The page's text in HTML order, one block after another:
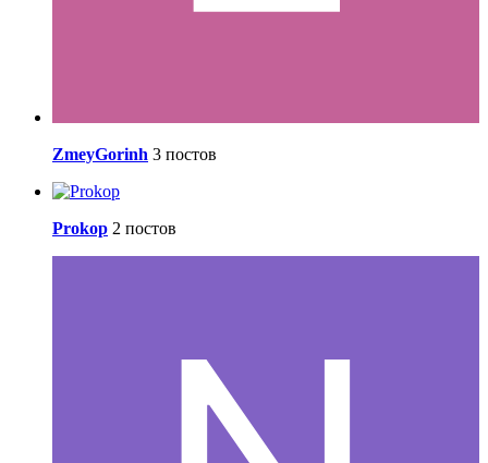
ZmeyGorinh 3 постов
Prokop 2 постов